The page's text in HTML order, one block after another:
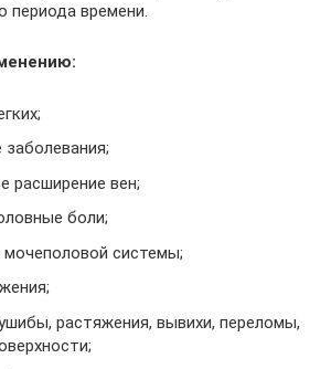
периода времени.
расширение вен;
боли;
мочеполовой системы;
растяжения, вывихи, переломы,